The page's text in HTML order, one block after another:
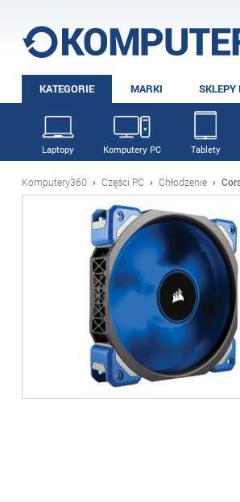
KATEGORIE MARKI SKLEPY
Laptopy Komputery PC Tablety
Komputery360 › Części PC › Chłodzenie ›